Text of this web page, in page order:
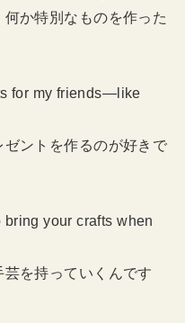
か特別なものを作った
for my friends—like
ントを作るのが好きで
your crafts when
を持っていくんです